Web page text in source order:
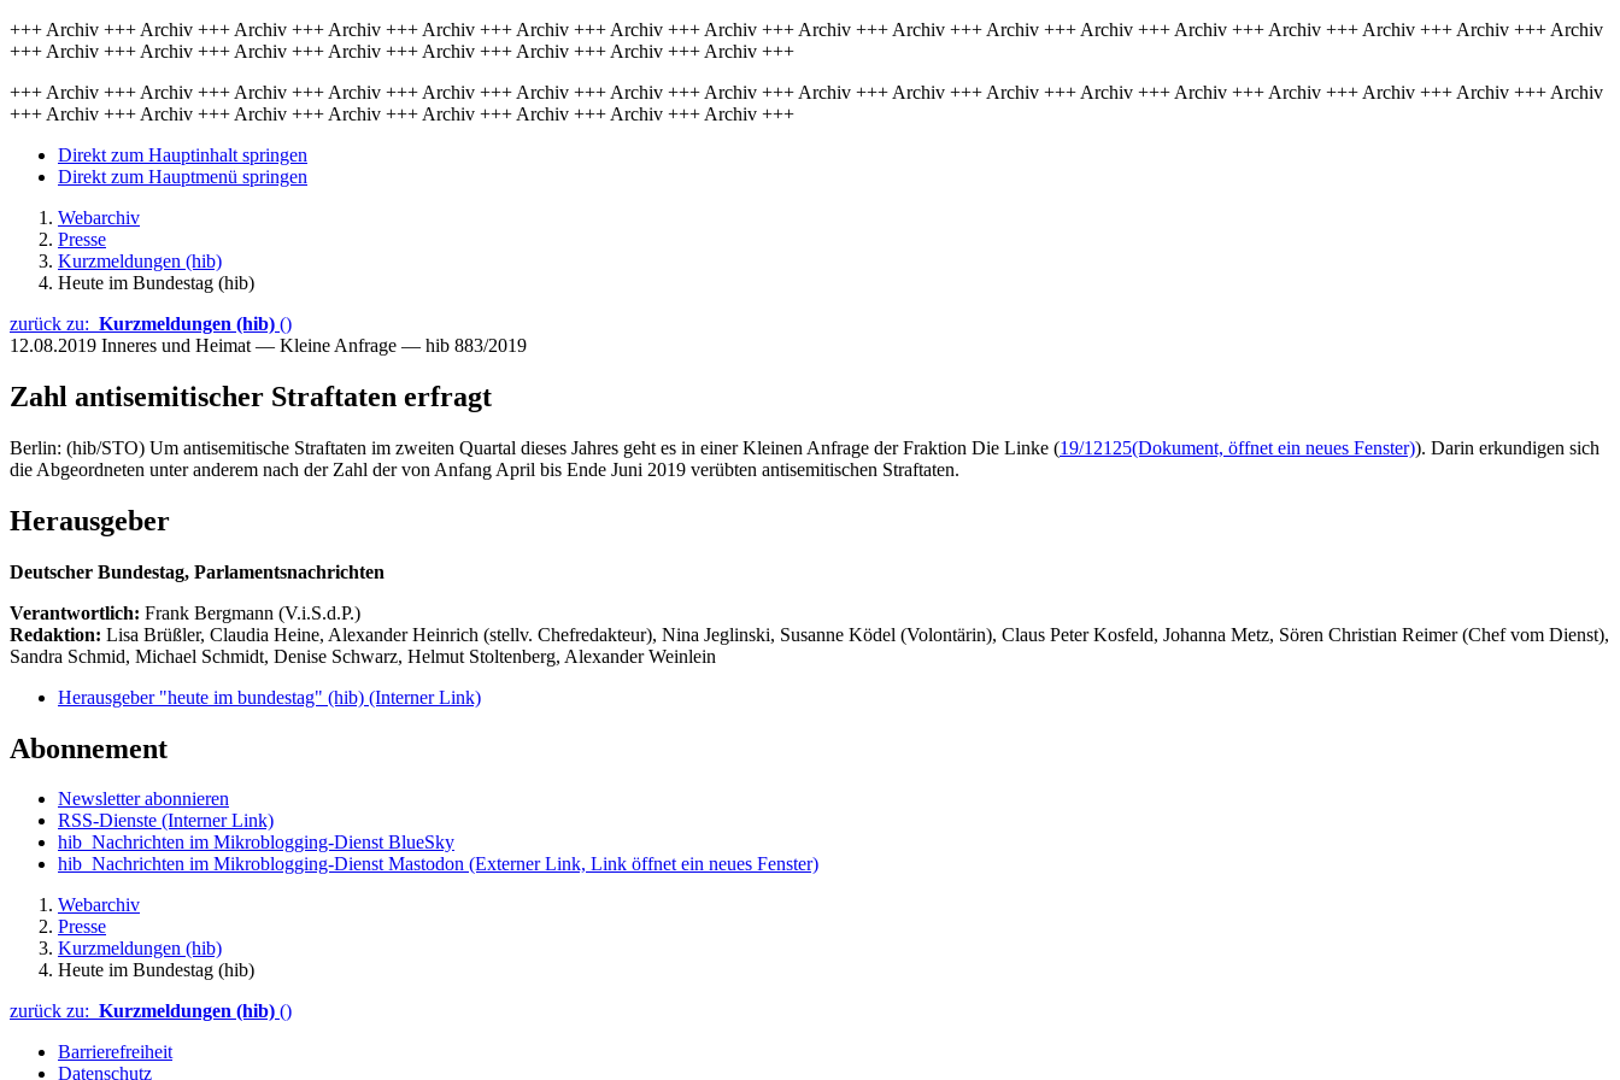
+++ Archiv +++ Archiv +++ Archiv +++ Archiv +++ Archiv +++ Archiv +++ Archiv +++ Archiv +++ Archiv +++ Archiv +++ Archiv +++ Archiv +++ Archiv +++ Archiv +++ Archiv +++ Archiv +++ Archiv
+++ Archiv +++ Archiv +++ Archiv +++ Archiv +++ Archiv +++ Archiv +++ Archiv +++ Archiv +++
+++ Archiv +++ Archiv +++ Archiv +++ Archiv +++ Archiv +++ Archiv +++ Archiv +++ Archiv +++ Archiv +++ Archiv +++ Archiv +++ Archiv +++ Archiv +++ Archiv +++ Archiv +++ Archiv +++ Archiv
+++ Archiv +++ Archiv +++ Archiv +++ Archiv +++ Archiv +++ Archiv +++ Archiv +++ Archiv +++
Direkt zum Hauptinhalt springen
Direkt zum Hauptmenü springen
Webarchiv
Presse
Kurzmeldungen (hib)
Heute im Bundestag (hib)
zurück zu: Kurzmeldungen (hib) ()
12.08.2019 Inneres und Heimat — Kleine Anfrage — hib 883/2019
Zahl antisemitischer Straftaten erfragt
Berlin: (hib/STO) Um antisemitische Straftaten im zweiten Quartal dieses Jahres geht es in einer Kleinen Anfrage der Fraktion Die Linke (19/12125(Dokument, öffnet ein neues Fenster)). Darin erkundigen sich
die Abgeordneten unter anderem nach der Zahl der von Anfang April bis Ende Juni 2019 verübten antisemitischen Straftaten.
Herausgeber
Deutscher Bundestag, Parlamentsnachrichten
Verantwortlich: Frank Bergmann (V.i.S.d.P.)
Redaktion: Lisa Brüßler, Claudia Heine, Alexander Heinrich (stellv. Chefredakteur), Nina Jeglinski, Susanne Ködel (Volontärin), Claus Peter Kosfeld, Johanna Metz, Sören Christian Reimer (Chef vom Dienst),
Sandra Schmid, Michael Schmidt, Denise Schwarz, Helmut Stoltenberg, Alexander Weinlein
Herausgeber "heute im bundestag" (hib) (Interner Link)
Abonnement
Newsletter abonnieren
RSS-Dienste (Interner Link)
hib_Nachrichten im Mikroblogging-Dienst BlueSky
hib_Nachrichten im Mikroblogging-Dienst Mastodon (Externer Link, Link öffnet ein neues Fenster)
Webarchiv
Presse
Kurzmeldungen (hib)
Heute im Bundestag (hib)
zurück zu: Kurzmeldungen (hib) ()
Barrierefreiheit
Datenschutz